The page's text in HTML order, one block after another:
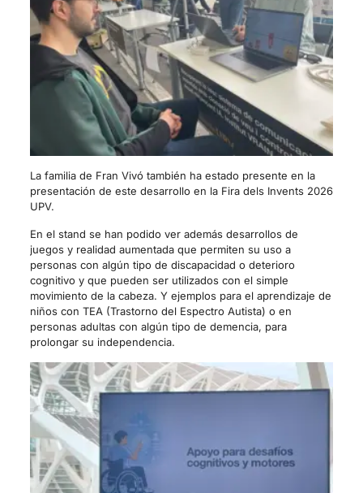
La familia de Fran Vivó también ha estado presente en la
presentación de este desarrollo en la Fira dels Invents 2026
UPV.
En el stand se han podido ver además desarrollos de
juegos y realidad aumentada que permiten su uso a
personas con algún tipo de discapacidad o deterioro
cognitivo y que pueden ser utilizados con el simple
movimiento de la cabeza. Y ejemplos para el aprendizaje de
niños con TEA (Trastorno del Espectro Autista) o en
personas adultas con algún tipo de demencia, para
prolongar su independencia.